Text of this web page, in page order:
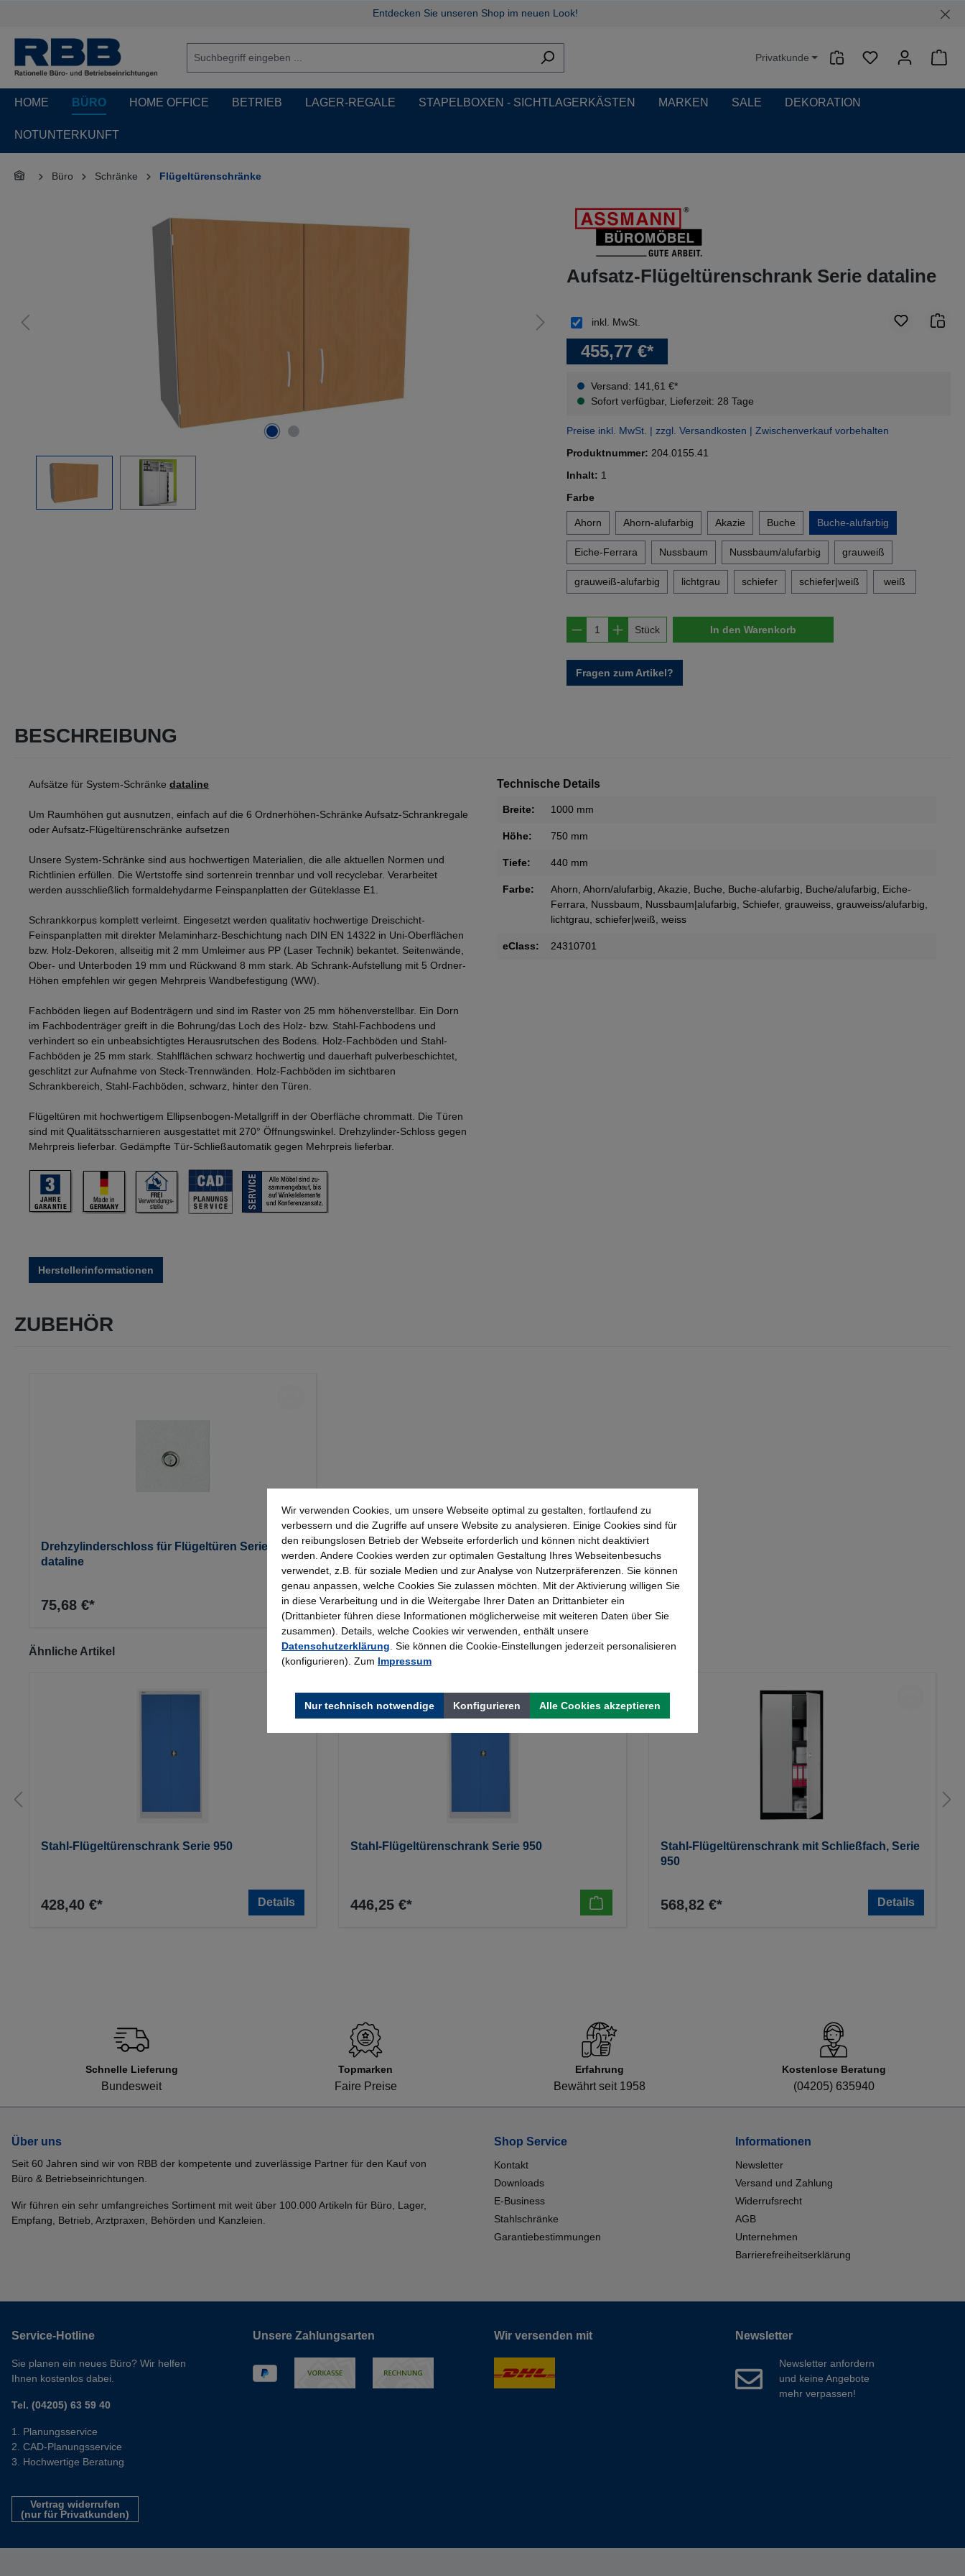
Entdecken Sie unseren Shop im neuen Look!
Privatkunde
HOME BÜRO HOME OFFICE BETRIEB LAGER-REGALE STAPELBOXEN - SICHTLAGERKÄSTEN MARKEN SALE DEKORATION
NOTUNTERKUNFT
Büro Schränke Flügeltürenschränke
Aufsatz-Flügeltürenschrank Serie dataline
455,77 €*
Versand: 141,61 €*
Sofort verfügbar, Lieferzeit: 28 Tage
inkl. MwSt.
Preise inkl. MwSt. | zzgl. Versandkosten | Zwischenverkauf vorbehalten
Produktnummer: 204.0155.41
Inhalt: 1
Farbeauswählen
Ahorn Ahorn-alufarbig Akazie Buche Buche-alufarbig
Eiche-Ferrara Nussbaum Nussbaum/alufarbig grauweiß
grauweiß-alufarbig lichtgrau schiefer schiefer|weiß weiß
Produkt Anzahl: Gib den gewünschten Wert ein
Stück In den Warenkorb
Fragen zum Artikel?
BESCHREIBUNG
Aufsätze für System-Schränke dataline
Um Raumhöhen gut ausnutzen, einfach auf die 6 Ordnerhöhen-Schränke Aufsatz-Schrankregale
oder Aufsatz-Flügeltürenschränke aufsetzen
Unsere System-Schränke sind aus hochwertigen Materialien, die alle aktuellen Normen und
Richtlinien erfüllen. Die Wertstoffe sind sortenrein trennbar und voll recyclebar. Verarbeitet
werden ausschließlich formaldehydarme Feinspanplatten der Güteklasse E1.
Schrankkorpus komplett verleimt. Eingesetzt werden qualitativ hochwertige Dreischicht-
Feinspanplatten mit direkter Melaminharz-Beschichtung nach DIN EN 14322 in Uni-Oberflächen
bzw. Holz-Dekoren, allseitig mit 2 mm Umleimer aus PP (Laser Technik) bekantet. Seitenwände,
Ober- und Unterboden 19 mm und Rückwand 8 mm stark. Ab Schrank-Aufstellung mit 5 Ordner-
Höhen empfehlen wir gegen Mehrpreis Wandbefestigung (WW).
Fachböden liegen auf Bodenträgern und sind im Raster von 25 mm höhenverstellbar. Ein Dorn
im Fachbodenträger greift in die Bohrung/das Loch des Holz- bzw. Stahl-Fachbodens und
verhindert so ein unbeabsichtigtes Herausrutschen des Bodens. Holz-Fachböden und Stahl-
Fachböden je 25 mm stark. Stahlflächen schwarz hochwertig und dauerhaft pulverbeschichtet,
geschlitzt zur Aufnahme von Steck-Trennwänden. Holz-Fachböden im sichtbaren
Schrankbereich, Stahl-Fachböden, schwarz, hinter den Türen.
Flügeltüren mit hochwertigem Ellipsenbogen-Metallgriff in der Oberfläche chrommatt. Die Türen
sind mit Qualitätsscharnieren ausgestattet mit 270° Öffnungswinkel. Drehzylinder-Schloss gegen
Mehrpreis lieferbar. Gedämpfte Tür-Schließautomatik gegen Mehrpreis lieferbar.
Technische Details
Breite: 1000 mm
Höhe: 750 mm
Tiefe: 440 mm
Farbe: Ahorn, Ahorn/alufarbig, Akazie, Buche, Buche-alufarbig, Buche/alufarbig, Eiche-
Ferrara, Nussbaum, Nussbaum|alufarbig, Schiefer, grauweiss, grauweiss/alufarbig,
lichtgrau, schiefer|weiß, weiss
eClass: 24310701
Herstellerinformationen
ZUBEHÖR
Drehzylinderschloss für Flügeltüren Serie
dataline
75,68 €*
Produktgalerie überspringen
Ähnliche Artikel
Stahl-Flügeltürenschrank Serie 950
428,40 €* Details
Stahl-Flügeltürenschrank Serie 950
446,25 €*
Stahl-Flügeltürenschrank mit Schließfach, Serie
950
568,82 €* Details
Schnelle Lieferung
Bundesweit
Topmarken
Faire Preise
Erfahrung
Bewährt seit 1958
Kostenlose Beratung
(04205) 635940
Über uns
Seit 60 Jahren sind wir von RBB der kompetente und zuverlässige Partner für den Kauf von
Büro & Betriebseinrichtungen.
Wir führen ein sehr umfangreiches Sortiment mit weit über 100.000 Artikeln für Büro, Lager,
Empfang, Betrieb, Arztpraxen, Behörden und Kanzleien.
Shop Service
Kontakt
Downloads
E-Business
Stahlschränke
Garantiebestimmungen
Informationen
Newsletter
Versand und Zahlung
Widerrufsrecht
AGB
Unternehmen
Barrierefreiheitserklärung
Service-Hotline
Sie planen ein neues Büro? Wir helfen
Ihnen kostenlos dabei.
Tel. (04205) 63 59 40
Planungsservice
CAD-Planungsservice
Hochwertige Beratung
Vertrag widerrufen
(nur für Privatkunden)
Unsere Zahlungsarten Wir versenden mit Newsletter
Newsletter anfordern
und keine Angebote
mehr verpassen!
Wir verwenden Cookies, um unsere Webseite optimal zu gestalten, fortlaufend zu
verbessern und die Zugriffe auf unsere Website zu analysieren. Einige Cookies sind für
den reibungslosen Betrieb der Webseite erforderlich und können nicht deaktiviert
werden. Andere Cookies werden zur optimalen Gestaltung Ihres Webseitenbesuchs
verwendet, z.B. für soziale Medien und zur Analyse von Nutzerpräferenzen. Sie können
genau anpassen, welche Cookies Sie zulassen möchten. Mit der Aktivierung willigen Sie
in diese Verarbeitung und in die Weitergabe Ihrer Daten an Drittanbieter ein
(Drittanbieter führen diese Informationen möglicherweise mit weiteren Daten über Sie
zusammen). Details, welche Cookies wir verwenden, enthält unsere
Datenschutzerklärung . Sie können die Cookie-Einstellungen jederzeit personalisieren
(konfigurieren). Zum Impressum
Nur technisch notwendige Konfigurieren Alle Cookies akzeptieren